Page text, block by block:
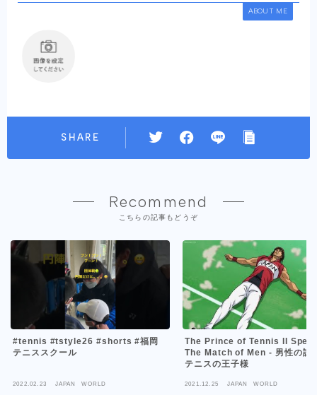
ABOUT ME
SHARE
Recommend
こちらの記事もどうぞ
#tennis #tstyle26 #shorts #福岡
テニススクール
2022.02.23 JAPAN WORLD
The Prince of Tennis II
The Match of Men - 男性の試合 - 新
テニスの王子様
2021.12.25 JAPAN WORLD